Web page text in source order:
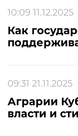
10:09 11.12.2025
Как
09:31 21.11.2025
Аграрии
власти и